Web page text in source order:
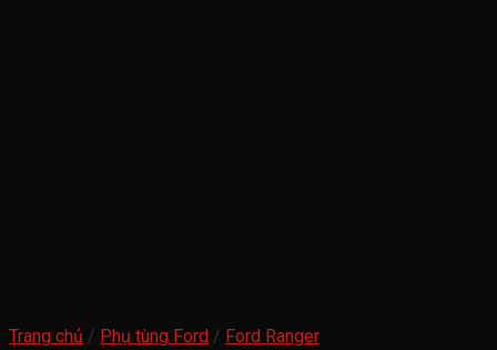
Trang chủ / Phụ tùng Ford / Ford Ranger